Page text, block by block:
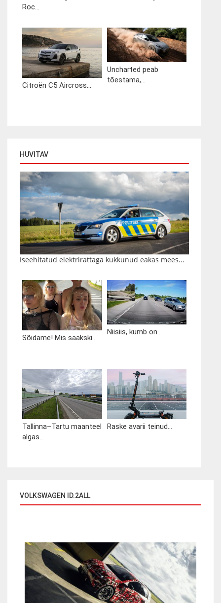
Roc...
Citroën C5 Aircross...
Uncharted peab
tõestama,...
HUVITAV
Iseehitatud elektrirattaga kukkunud eakas mees...
Sõidame! Mis saakski...
Niisiis, kumb on...
Tallinna–Tartu maanteel
algas...
Raske avarii teinud...
VOLKSWAGEN ID.2ALL